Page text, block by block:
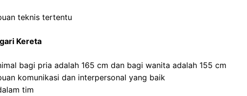
teknis tertentu
Kereta
bagi pria adalah 165 cm dan bagi wanita adalah 155 cm
komunikasi dan interpersonal yang baik
tim